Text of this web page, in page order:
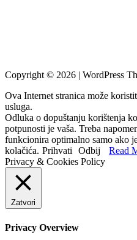
Copyright © 2026 | WordPress
Ova Internet stranica može
usluga.
Odluka o dopuštanju korištenja
potpunosti je vaša. Treba
funkcionira optimalno samo ako
kolačića. Prihvati Odbij
Read
Privacy & Cookies Policy
Zatvori
Privacy Overview